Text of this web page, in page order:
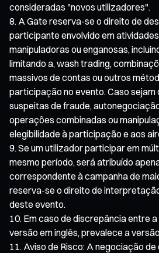
consideradas "novos utilizadores".
A Gate reserva-se o direito de
participante envolvido em
manipuladoras ou enganosas,
limitando a, wash trading,
massivos de contas ou outros
participação no evento. Caso
suspeitas de fraude,
operações combinadas ou
elegibilidade à participação e aos
Se um utilizador participar em
mesmo período, será atribuído
correspondente à campanha de
reserva-se o direito de
deste evento.
Em caso de discrepância entre
versão em inglês, prevalece a
Aviso de Risco: A negociação